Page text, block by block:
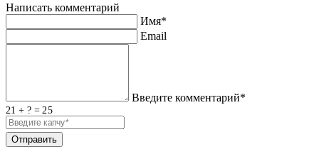
Написать комментарий
Имя*
Email
Введите комментарий*
21 + ? = 25